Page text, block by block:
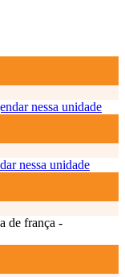
nessa unidade
nessa unidade
de frança -